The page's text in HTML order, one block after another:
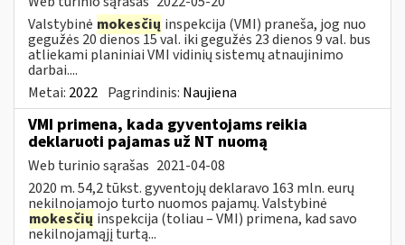
Valstybinė mokesčių inspekcija (VMI) praneša, jog nuo
gegužės 20 dienos 15 val. iki gegužės 23 dienos 9 val. bus
atliekami planiniai VMI vidinių sistemų atnaujinimo
darbai....
Metai: 2022 Pagrindinis: Naujiena
VMI primena, kada gyventojams reikia
deklaruoti pajamas už NT nuomą
Web turinio sąrašas 2021-04-08
2020 m. 54,2 tūkst. gyventojų deklaravo 163 mln. eurų
nekilnojamojo turto nuomos pajamų. Valstybinė
mokesčių inspekcija (toliau – VMI) primena, kad savo
nekilnojamąjį turtą...